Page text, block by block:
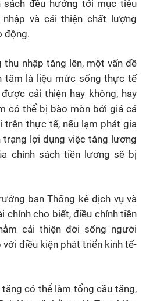
sách đều hướng tới mục tiêu
và cải thiện chất lượng
động.
thu nhập tăng lên, một vấn đề
tâm là liệu mức sống thực tế
cải thiện hay không, hay
có thể bị bào mòn bởi giá cả
trên thực tế, nếu lạm phát gia
trạng lợi dụng việc tăng lương
chính sách tiền lương sẽ bị
ban Thống kê dịch vụ và
chính cho biết, điều chỉnh tiền
cải thiện đời sống người
điều kiện phát triển kinh tế-
có thể làm tổng cầu tăng,